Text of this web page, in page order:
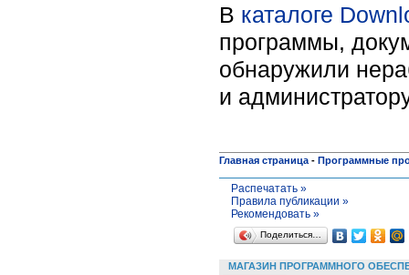
В каталоге
программы,
обнаружили
и
Главная страница - Программные
Распечатать »
Правила публикации »
Рекомендовать »
Поделиться…
МАГАЗИН ПРОГРАММНОГО